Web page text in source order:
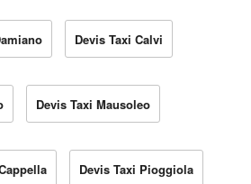
Devis Taxi Calvi
Devis Taxi Mausoleo
Devis Taxi Pioggiola